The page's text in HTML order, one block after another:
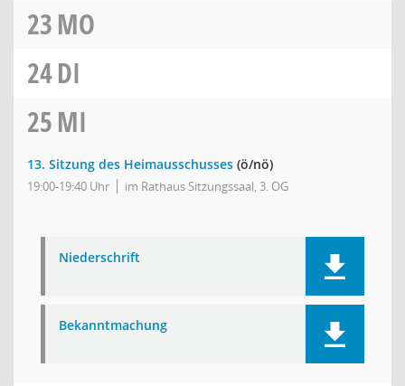
23MO
24DI
25MI
13. Sitzung des Heimausschusses (ö/nö)
19:00-19:40 Uhr im Rathaus Sitzungssaal, 3. OG
Niederschrift
Bekanntmachung